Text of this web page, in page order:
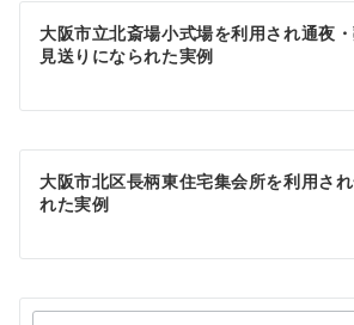
投
稿
ナ
ビ
ゲ
ー
シ
ョ
大阪市立北斎場小式場を利用され通夜
見送りになられた実例
大阪市北区長柄東住宅集会所を利用さ
れた実例